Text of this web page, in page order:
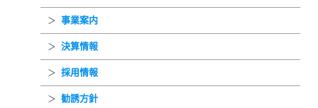
事業案内
決算情報
採用情報
勧誘方針